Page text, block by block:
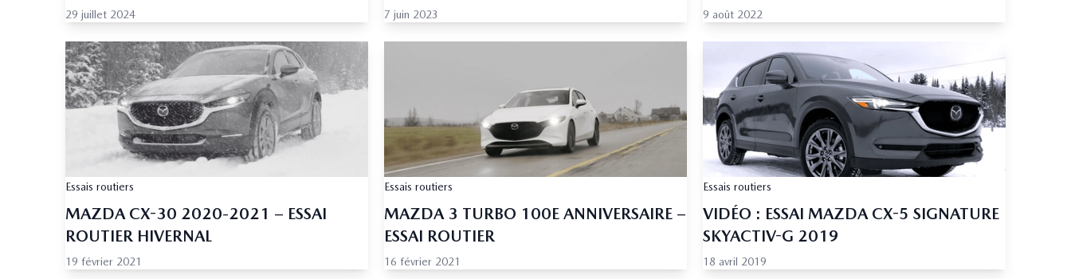
29 juillet 2024 7 juin 2023 9 août 2022
Essais routiers
MAZDA CX-30 2020-2021 – ESSAI
ROUTIER HIVERNAL
19 février 2021
Essais routiers
MAZDA 3 TURBO 100E ANNIVERSAIRE –
ESSAI ROUTIER
16 février 2021
Essais routiers
VIDÉO : ESSAI MAZDA CX-5 SIGNATURE
SKYACTIV-G 2019
18 avril 2019